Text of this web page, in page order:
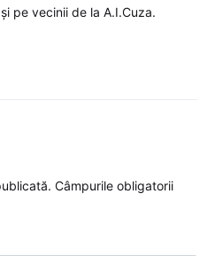
pe vecinii de la A.I.Cuza.
Câmpurile obligatorii